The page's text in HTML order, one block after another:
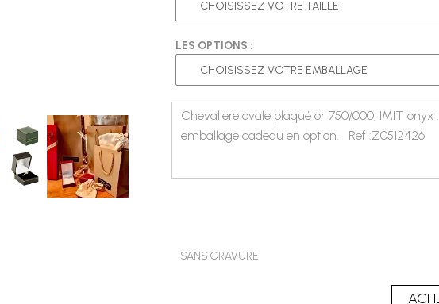
LES OPTIONS :
Chevalière ovale plaqué or 750/000, IMIT onyx .
emballage cadeau en option. Ref :Z0512426
SANS GRAVURE